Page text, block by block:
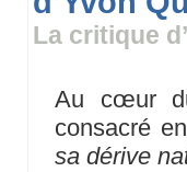
La critique
Au cœur
consacré
sa dérive